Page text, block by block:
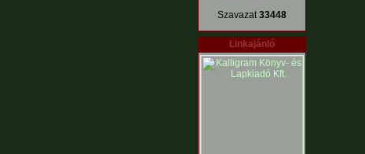
Szavazat33448
Linkajánló